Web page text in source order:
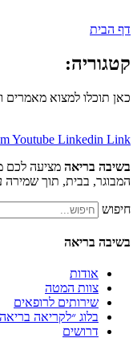
מאמרים ומידע
InstagramYoutube
מציעה לכם מעטפת
תוך שמירה על איכות
המטה
לרופאים
״לקריאה בריאה״